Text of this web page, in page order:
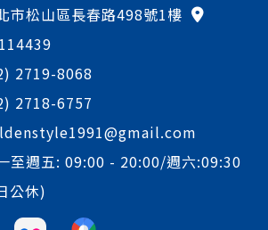
市松山區長春路498號1樓
2719-8068
2718-6757
至週五: 09:00 - 20:00/週六:09:30
公休)